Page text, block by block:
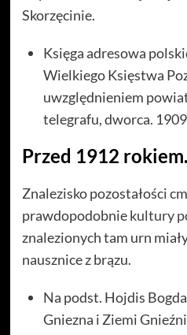
Skorzęcinie.
Księga adresowa
Wielkiego Księstwa
uwzględnieniem
telegrafu, dworca.
Przed 1912 rokiem.
Znalezisko pozostałości
prawdopodobniekultury
znalezionych tam urn
nausznice z brązu.
Na podst. Hojdis
Gniezna i Ziemi